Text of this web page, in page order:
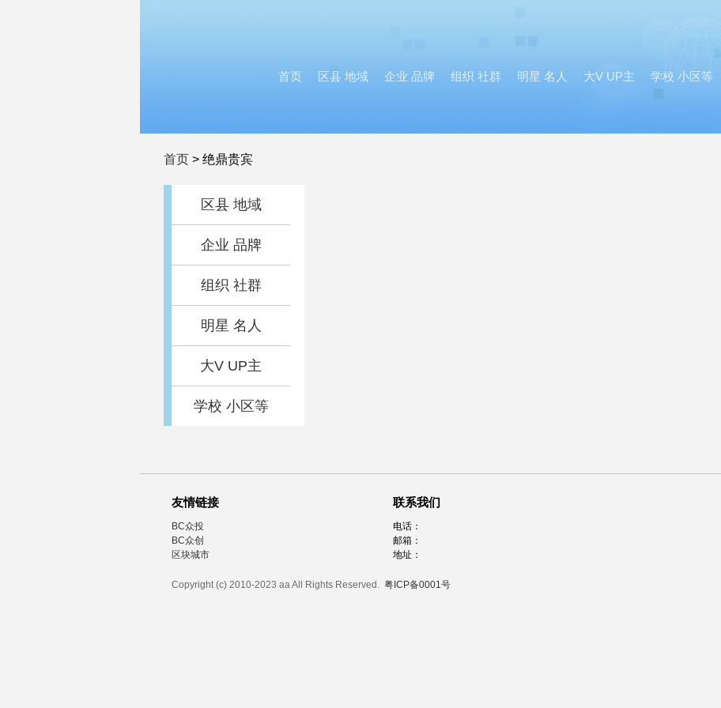
首页 区县 地域 企业 品牌 组织 社群 明星 名人 大V UP主 学校 小区等
首页 > 绝鼎贵宾
区县 地域
企业 品牌
组织 社群
明星 名人
大V UP主
学校 小区等
友情链接
BC众投
BC众创
区块城市
联系我们
电话：
邮箱：
地址：
Copyright (c) 2010-2023 aa All Rights Reserved. 粤ICP备0001号